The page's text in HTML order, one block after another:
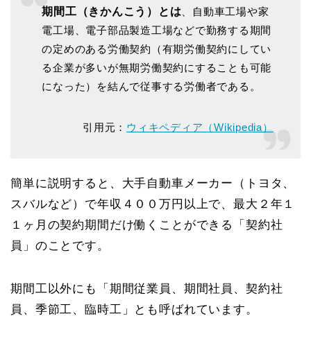
期間工（きかんこう）とは 、自動車工場や家
電工場、電子部品製造工場などで勤務する期間
の定めのある労働契約（有期労働契約にしてい
る企業が多いが無期労働契約にすることも可能
になった）を結んで従事する労働者である。
引用元： ウィキペディア（Wikipedia）
簡単に説明すると、大手自動車メーカー（トヨタ、
スバルなど）で年収４００万円以上で、最大２年１
１ヶ月の契約期間だけ働くことができる「契約社
員」のことです。
期間工以外にも「期間従業員、期間社員、契約社
員、季節工、臨時工」とも呼ばれています。